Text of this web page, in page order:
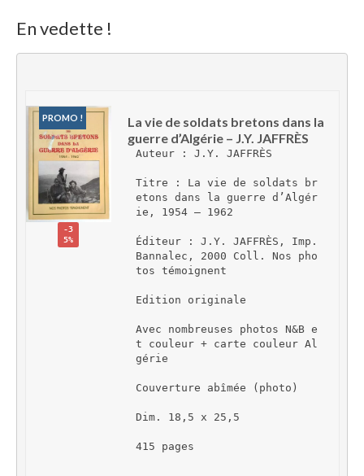
En vedette !
PROMO !
-3
5%
La vie de soldats bretons dans la
guerre d’Algérie – J.Y. JAFFRÈS
Auteur : J.Y. JAFFRÈS
Titre : La vie de soldats br
etons dans la guerre d’Algér
ie, 1954 – 1962
Éditeur : J.Y. JAFFRÈS, Imp.
Bannalec, 2000 Coll. Nos pho
tos témoignent
Edition originale
Avec nombreuses photos N&B e
t couleur + carte couleur Al
gérie
Couverture abîmée (photo)
Dim. 18,5 x 25,5
415 pages